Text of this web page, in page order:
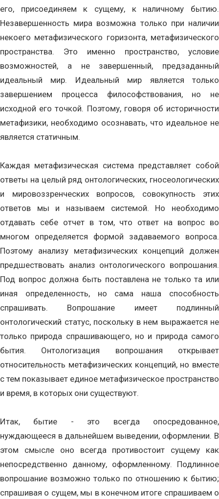
его, присоединяем к сущему, к наличному бытию.
Незавершенность мира возможна только при наличии
некоего метафизического горизонта, метафизического
пространства. Это именно пространство, условие
возможностей, а не завершенный, предзаданный
идеальный мир. Идеальный мир является только
завершением процесса философствования, но не
исходной его точкой. Поэтому, говоря об историчности
метафизики, необходимо осознавать, что идеальное не
является статичным.
Каждая метафизическая система представляет собой
ответы на целый ряд онтологических, гносеологических
и мировоззренческих вопросов, совокупность этих
ответов мы и называем системой. Но необходимо
отдавать себе отчет в том, что ответ на вопрос во
многом определяется формой задаваемого вопроса.
Поэтому анализу метафизических концепций должен
предшествовать анализ онтологического вопрошания.
Под вопрос должна быть поставлена не только та или
иная определенность, но сама наша способность
спрашивать. Вопрошание имеет подлинный
онтологический статус, поскольку в нем выражается не
только природа спрашивающего, но и природа самого
бытия. Онтологизация вопрошания открывает
относительность метафизических концепций, но вместе
с тем показывает единое метафизическое пространство
и время, в которых они существуют.
Итак, бытие - это всегда опосредованное,
нуждающееся в дальнейшем выведении, оформлении. В
этом смысле оно всегда противостоит сущему как
непосредственно данному, оформленному. Подлинное
вопрошание возможно только по отношению к бытию;
спрашивая о сущем, мы в конечном итоге спрашиваем о